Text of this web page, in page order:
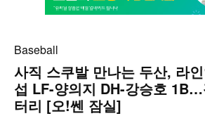
Baseball
사직 스쿠발 만나는 두산, 라
섭 LF-양의지 DH-강승호
터리 [오!쎈 잠실]